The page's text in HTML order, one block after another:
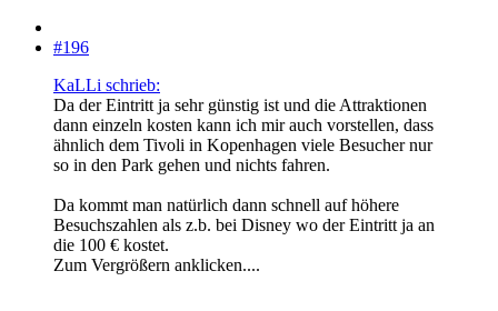
#196
KaLLi schrieb:
Da der Eintritt ja sehr günstig ist und die Attraktionen
dann einzeln kosten kann ich mir auch vorstellen, dass
ähnlich dem Tivoli in Kopenhagen viele Besucher nur
so in den Park gehen und nichts fahren.
Da kommt man natürlich dann schnell auf höhere
Besuchszahlen als z.b. bei Disney wo der Eintritt ja an
die 100 € kostet.
Zum Vergrößern anklicken....